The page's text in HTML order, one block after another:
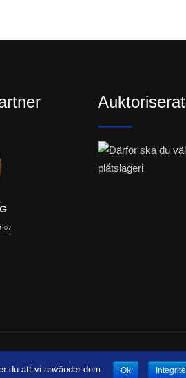
du att vi använder dem. Ok